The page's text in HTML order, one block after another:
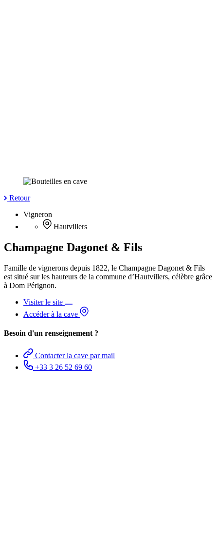
Retour
Vigneron
Hautvillers
Champagne Dagonet & Fils
Famille de vignerons depuis 1822, le Champagne Dagonet & Fils
est situé sur les hauteurs de la commune d’Hautvillers, célèbre grâce
à Dom Pérignon.
Visiter le site
Accéder à la cave
Besoin d'un renseignement ?
Contacter la cave par mail
+33 3 26 52 69 60